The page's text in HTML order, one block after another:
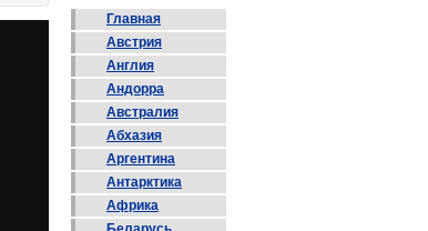
Главная
Австрия
Англия
Андорра
Австралия
Абхазия
Аргентина
Антарктика
Африка